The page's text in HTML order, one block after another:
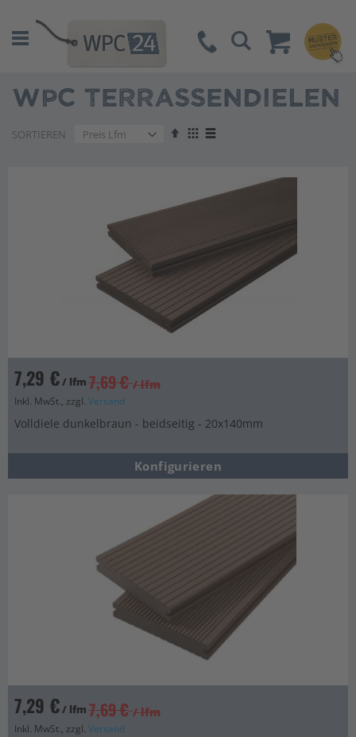
Suche
WPC TERRASSENDIELEN
SORTIEREN
AbsteigendAnzeigen
7,29 €/ lfm 7,69 € / lfm
Inkl. MwSt., zzgl. Versand
Volldiele dunkelbraun - beidseitig - 20x140mm
Konfigurieren
7,29 €/ lfm 7,69 € / lfm
Inkl. MwSt., zzgl. Versand